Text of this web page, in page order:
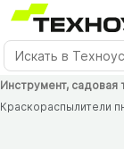
Инструмент, садовая
Краскораспылители